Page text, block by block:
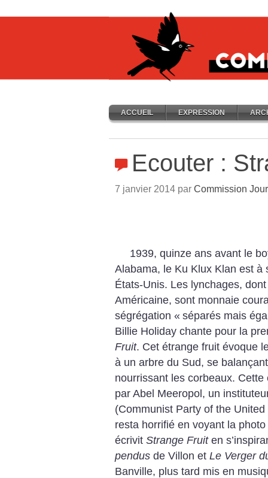
ACCUEIL EXPRESSION
Ecouter :
7 janvier 2014 par Commission
1939, quinze ans avant le
Alabama, le Ku Klux Klan est à
États-Unis. Les lynchages,
Américaine, sont monnaie
ségrégation « séparés mais
Billie Holiday chante pour la
Fruit. Cet étrange fruit évoque
à un arbre du Sud, se
nourrissant les corbeaux.
par Abel Meeropol, un
(Communist Party of the
resta horrifié en voyant la
écrivit Strange Fruiten
pendus de Villon et Le Verger
Banville, plus tard mis en